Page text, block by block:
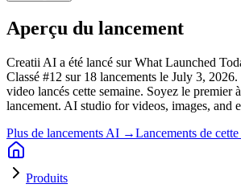
Aperçu du lancement
Creatii AI a été lancé sur What Launched
Classé #12 sur 18 lancements le July 3, 2026.
video lancés cette semaine. Soyez le premier
lancement. AI studio for videos, images, and
Plus de lancements AI →Lancements de
Produits